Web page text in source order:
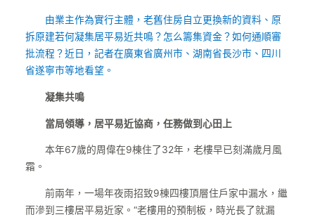
由業主作為實行主體，老舊住房自立更換新的資料、原
拆原建若何凝集居平易近共鳴？怎么籌集資金？如何通順審
批流程？近日，記者在廣東省廣州市、湖南省長沙市、四川
省遂寧市等地看望。
凝集共鳴
當局領導，居平易近協商，任務做到心田上
本年67歲的周偉在9棟住了32年，老樓早已刻滿歲月風
霜。
前兩年，一場年夜雨招致9棟四樓頂層住戶家中漏水，繼
而滲到三樓居平易近家。“老樓用的預制板，時光長了就漏